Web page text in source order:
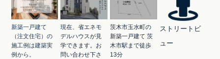
新築一戸建て
（注文住宅）の
施工例は建築実
例から。
現在、省エネモ
デルハウスが見
学できます。お
問い合わせ下さ
茨木市玉水町の
新築一戸建て 茨
木市駅まで徒歩
13分
ストリートビ
ュー